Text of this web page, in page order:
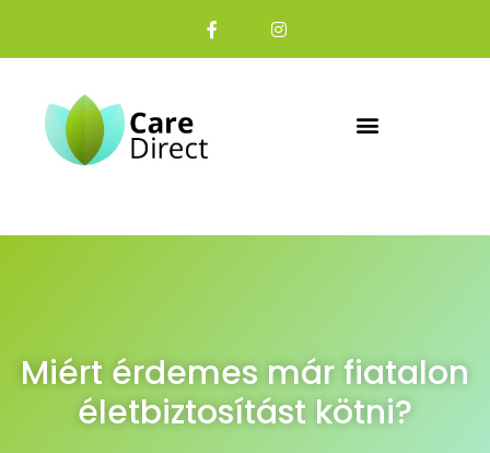
Miért érdemes már fiatalon
életbiztosítást kötni?